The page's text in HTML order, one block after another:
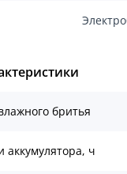
бритья
аккумулятора, ч